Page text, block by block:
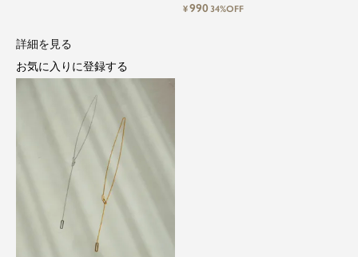
都会的で自由なムードにトレンドを。
手頃な価格で毎日に寄り添う。
Ampirula（アンピルーラ）は、「今」をまとう、洗
練カジュアル。都会的で自由なムードに、トレン
ドをひとさし。毎日に寄り添うリアルクローズを
手に取りやすい価格で。
等身大の自分でいられる心地よさを大切に、アク
ティブな日常も、おしゃれに自分らしく。
¥99034%OFF
詳細を見る
お気に入りに登録する